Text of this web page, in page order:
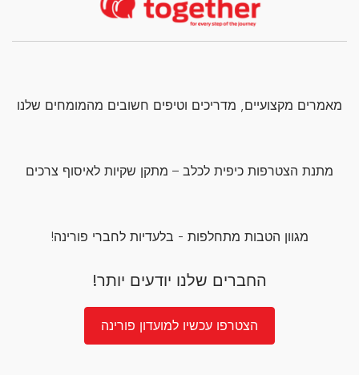
מאמרים מקצועיים, מדריכים וטיפים חשובים מהמומחים שלנו
מתנת הצטרפות כיפית לכלב – מתקן שקיות לאיסוף צרכים
מגוון הטבות מתחלפות - בלעדיות לחברי פורינה!
החברים שלנו יודעים יותר!
הצטרפו עכשיו למועדון פורינה